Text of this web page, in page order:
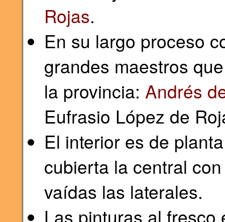
Rojas.
En su largo proceso
grandes maestros
la provincia: Andrés
Eufrasio López de
El interior es de
cubierta la central
vaídas las laterales.
Las pinturas al